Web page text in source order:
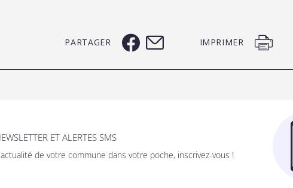
PARTAGER IMPRIMER
ET ALERTES SMS
de votre commune dans votre poche, inscrivez-vous !